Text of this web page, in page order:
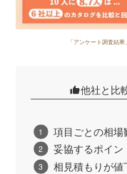
「アンケート調査結
他社と比
項目ごとの相場
妥協するポイン
相見積もりが値